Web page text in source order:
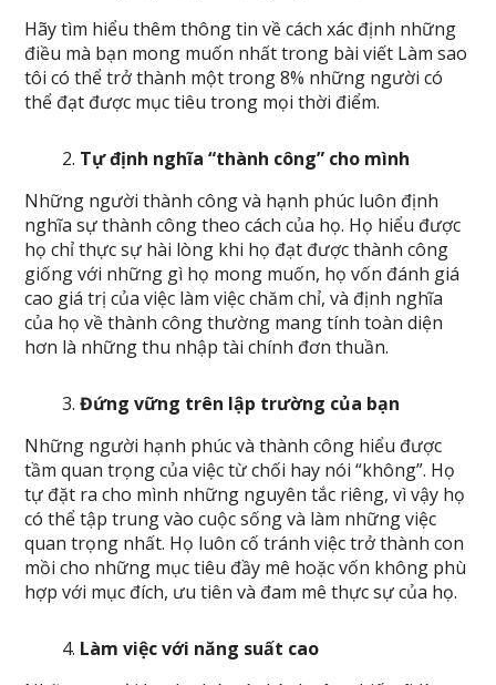
Hãy tìm hiểu thêm thông tin về cách xác định những
điều mà bạn mong muốn nhất trong bài viết Làm sao
tôi có thể trở thành một trong 8% những người có
thể đạt được mục tiêu trong mọi thời điểm.
Tự định nghĩa “thành công” cho mình
Những người thành công và hạnh phúc luôn định
nghĩa sự thành công theo cách của họ. Họ hiểu được
họ chỉ thực sự hài lòng khi họ đạt được thành công
giống với những gì họ mong muốn, họ vốn đánh giá
cao giá trị của việc làm việc chăm chỉ, và định nghĩa
của họ về thành công thường mang tính toàn diện
hơn là những thu nhập tài chính đơn thuần.
Đứng vững trên lập trường của bạn
Những người hạnh phúc và thành công hiểu được
tầm quan trọng của việc từ chối hay nói “không”. Họ
tự đặt ra cho mình những nguyên tắc riêng, vì vậy họ
có thể tập trung vào cuộc sống và làm những việc
quan trọng nhất. Họ luôn cố tránh việc trở thành con
mồi cho những mục tiêu đầy mê hoặc vốn không phù
hợp với mục đích, ưu tiên và đam mê thực sự của họ.
Làm việc với năng suất cao